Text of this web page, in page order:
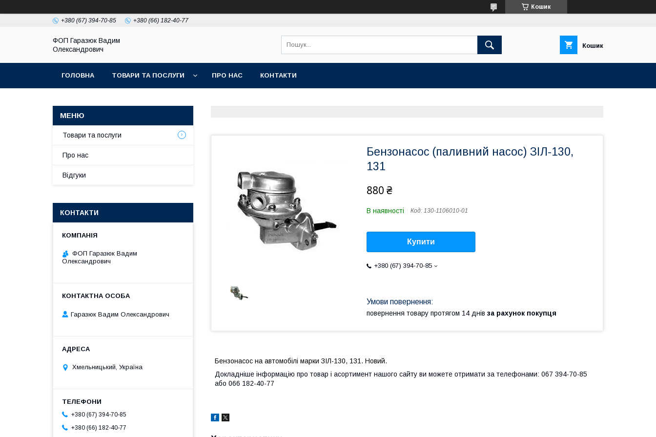
Кошик
+380 (67) 394-70-85 +380 (66) 182-40-77
ФОП Гаразюк Вадим
Олександрович
Кошик
ГОЛОВНА ТОВАРИ ТА ПОСЛУГИ ПРО НАС КОНТАКТИ
Бензонасос (паливний насос) ЗІЛ-130,
131
880 ₴
В наявності Код: 130-1106010-01
Купити
+380 (67) 394-70-85
повернення товару протягом 14 днів за рахунок покупця
Бензонасос на автомобілі марки ЗІЛ-130, 131. Новий.
Докладніше інформацію про товар і асортимент нашого сайту ви можете отримати за телефонами: 067 394-70-85
або 066 182-40-77
Товари та послуги
Про нас
Відгуки
КОНТАКТИ
ФОП Гаразюк Вадим
Олександрович
Гаразюк Вадим Олександрович
Хмельницький, Україна
+380 (67) 394-70-85
+380 (66) 182-40-77